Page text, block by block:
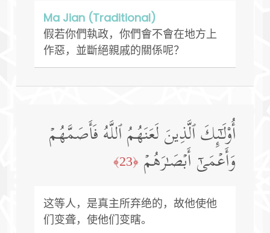
Ma Jian (Traditional)
假若你們執政，你們會不會在地方上
作惡，並斷絕親戚的關係呢？
أُو۟لَـٰۤىِٕكَ ٱلَّذِینَ لَعَنَهُمُ ٱللَّهُ فَأَصَمَّهُمۡ
وَأَعۡمَىٰۤ أَبۡصَـٰرَهُمۡ ﴿23﴾
这等人，是真主所弃绝的，故他使他
们变聋，使他们变瞎。